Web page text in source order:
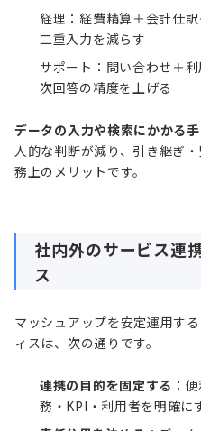
経理：経費精算＋会計仕
二重入力を減らす
サポート：問い合わせ＋
次回答の精度を上げる
データの入力や検索にかかる
人的な判断が減り、引き継ぎ
務上のメリットです。
社内外のサービス連
ス
マッシュアップを安定運用す
ィスは、次の通りです。
連携の目的を固定する ：
務・KPI・利用者を明確に